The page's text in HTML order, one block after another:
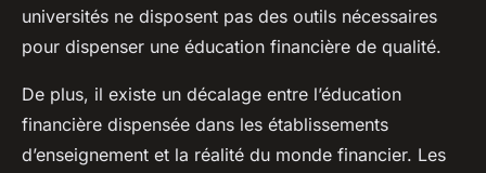
universités ne disposent pas des outils nécessaires
pour dispenser une éducation financière de qualité.
De plus, il existe un décalage entre l’éducation
financière dispensée dans les établissements
d’enseignement et la réalité du monde financier. Les